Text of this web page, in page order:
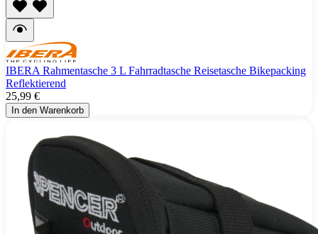
IBERA Rahmentasche 3 L Fahrradtasche Reisetasche Bikepacking
Reflektierend
25,99 €
In den Warenkorb